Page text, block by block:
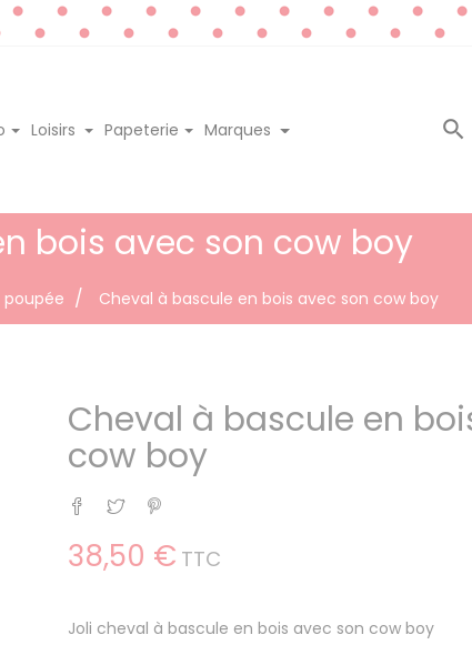
Loisirs Papeterie Marques 
bois avec son cow boy
poupée Cheval à bascule en bois avec son cow boy
Cheval à bascule en
cow boy
Partager
Tweet
38,50 € TTC
Joli cheval à bascule en bois avec son cow boy